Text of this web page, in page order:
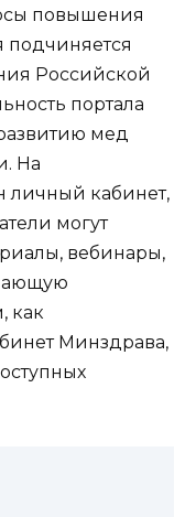
повышения
Российской
портала
мед
На
личный кабинет,
могут
вебинары,
как
Минздрава,